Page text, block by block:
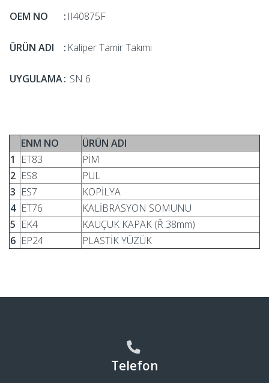
OEM NO : II40875F
ÜRÜN ADI : Kaliper Tamir Takımı
UYGULAMA: SN 6
ENM NO
ÜRÜN ADI
1
ET83
PİM
2 ES8
PUL
3 ES7
KOPİLYA
4 ET76
KALİBRASYON SOMUNU
5 EK4
KAUÇUK KAPAK (Ř 38mm)
6 EP24 PLASTİK YÜZÜK
Telefon